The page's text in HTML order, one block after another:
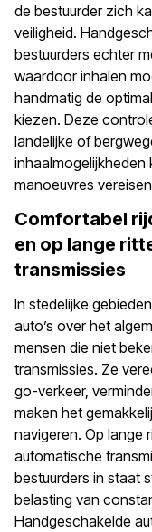
de bestuurder zich
veiligheid.
bestuurders echter
waardoor inhalen
handmatig de
kiezen. Deze
landelijke of
inhaalmogelijkheden
manoeuvres
Comfortabel
en op lange
transmissies
In stedelijke
auto’s over het
mensen die niet
transmissies. Ze
go-verkeer,
maken het
navigeren. Op lange
automatische
bestuurders in staat
belasting van
Handgeschakelde